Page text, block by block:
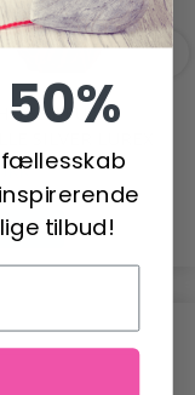
FUZZY
fællesskab
tilbud!